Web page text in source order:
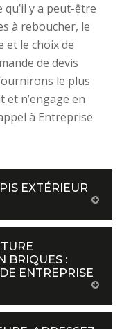
qu’il y a peut-être
à reboucher, le
et le choix de
de devis
le plus
et n’engage en
à Entreprise
EXTÉRIEUR
BRIQUES :
ENTREPRISE